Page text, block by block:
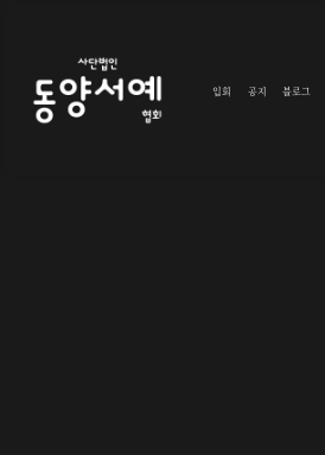
입회 공지 블로그